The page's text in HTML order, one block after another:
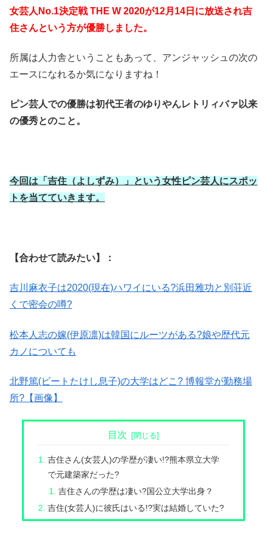
女芸人No.1決定戦 THE W 2020が12月14日に放送され吉
住さんという方が優勝しました。
所属は人力舎ということもあって、アンジャッシュの次の
エースになれるか気になりますね！
ピン芸人での優勝は初代王者のゆりやんレトリィバァ以来
の優秀とのこと。
今回は「吉住（よしずみ）」という女性ピン芸人にスポッ
トを当てていきます。
【合わせて読みたい】：
吉川麻衣子は2020(現在)ハワイにいる?浜田雅功と別荘近
くで密会の噂?
松本人志の嫁(伊原凛)は韓国にルーツがある?娘や歴代元
カノについても
北野篤(ビートたけし息子)の大学はどこ? 博報堂が勤務場
所?【画像】
目次
吉住さん(女芸人)の学歴が凄い!?熊本県立大学
で元建築家だった?
吉住さんの学歴は凄い?国公立大学出身？
吉住(女芸人)に彼氏はいる!?実は結婚していた?